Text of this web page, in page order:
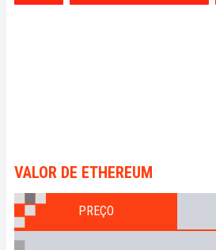
VALOR DE ETHEREUM
PREÇO